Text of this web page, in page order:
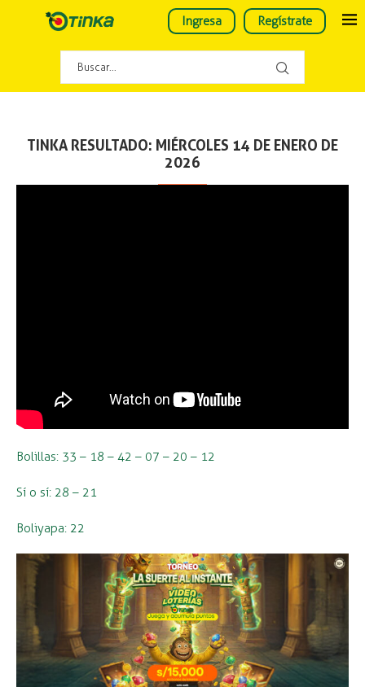
Ingresa Regístrate
TINKA RESULTADO: MIÉRCOLES 14 DE ENERO DE
2026
Bolillas: 33 – 18 – 42 – 07 – 20 – 12
Sí o sí: 28 – 21
Boliyapa: 22